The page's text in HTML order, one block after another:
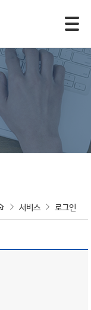
서비스 로그인